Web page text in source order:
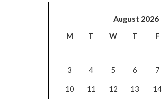
August 2026
M T W T F
3 4 5 6 7
10 11 12 13 14